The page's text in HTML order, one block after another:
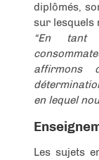
diplômés,
sur lesquels
“En tant
affirmons
en lequel
Les sujets